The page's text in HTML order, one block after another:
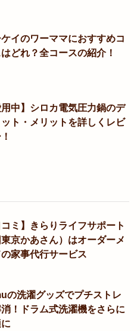
ケイのワーママにおすすめコ
どれ？全コースの紹介！
用中】シロカ電気圧力鍋のデ
ット・メリットを詳しくレビ
コミ】きらりライフサポート
東京かあさん）はオーダーメ
家事代行サービス
の洗濯グッズでプチストレ
消！ドラム式洗濯機をさらに